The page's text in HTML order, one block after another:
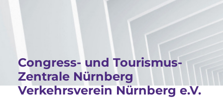
Congress- und Tourismus-
Zentrale Nürnberg
Verkehrsverein Nürnberg e.V.